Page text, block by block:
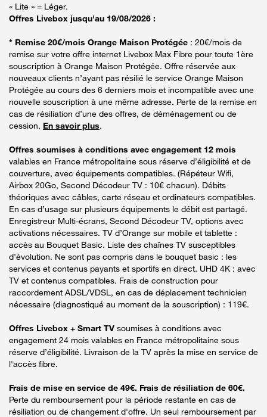
« Lite » = Léger.
Offres Livebox jusqu'au 19/08/2026 :
* Remise 20€/mois Orange Maison Protégée : 20€/mois de
remise sur votre offre internet Livebox Max Fibre pour toute 1ère
souscription à Orange Maison Protégée. Offre réservée aux
nouveaux clients n’ayant pas résilié le service Orange Maison
Protégée au cours des 6 derniers mois et incompatible avec une
nouvelle souscription à une même adresse. Perte de la remise en
cas de résiliation d’une des offres, de déménagement ou de
cession. En savoir plus.
Offres soumises à conditions avec engagement 12 mois
valables en France métropolitaine sous réserve d’éligibilité et de
couverture, avec équipements compatibles. (Répéteur Wifi,
Airbox 20Go, Second Décodeur TV : 10€ chacun). Débits
théoriques avec câbles, carte réseau et ordinateurs compatibles.
En cas d’usage sur plusieurs équipements le débit est partagé.
Enregistreur Multi-écrans, Second Décodeur TV, options avec
activations nécessaires. TV d’Orange sur mobile et tablette :
accès au Bouquet Basic. Liste des chaînes TV susceptibles
d’évolution. Ne sont pas compris dans le bouquet basic : les
services et contenus payants et sportifs en direct. UHD 4K : avec
TV et contenus compatibles. Frais de construction pour
raccordement ADSL/VDSL, en cas de déplacement technicien
nécessaire (diagnostiqué au moment de la souscription) : 119€.
Offres Livebox + Smart TV soumises à conditions avec
engagement 24 mois valables en France métropolitaine sous
réserve d’éligibilité. Livraison de la TV après la mise en service de
l'accès fibre.
Frais de mise en service de 49€. Frais de résiliation de 60€.
Perte du remboursement pour la période restante en cas de
résiliation ou de changement d'offre. Un seul remboursement par